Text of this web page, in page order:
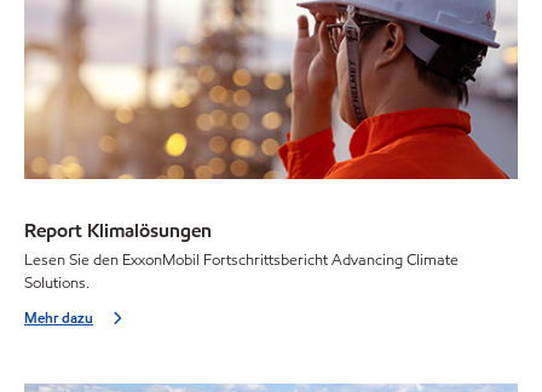
Report Klimalösungen
Lesen Sie den ExxonMobil Fortschrittsbericht Advancing Climate
Solutions.
Mehr dazu